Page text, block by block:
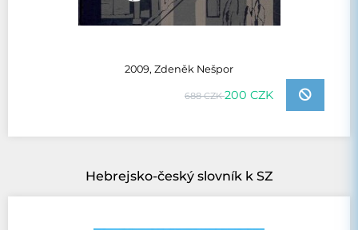
2009, Zdeněk Nešpor
688 CZK200 CZK
Hebrejsko-český slovník k SZ